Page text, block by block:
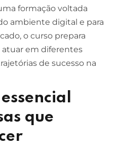
formação voltada
ambiente digital e para
o curso prepara
atuar em diferentes
de sucesso na
que